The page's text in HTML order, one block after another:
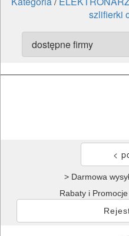
szlifierki
> Darmowa
Rabaty i